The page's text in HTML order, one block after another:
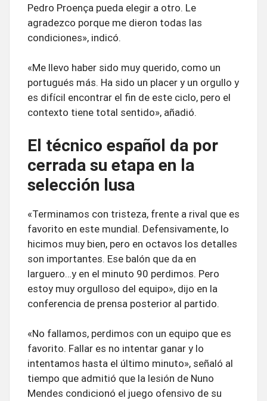
Pedro Proença pueda elegir a otro. Le
agradezco porque me dieron todas las
condiciones», indicó.
«Me llevo haber sido muy querido, como un
portugués más. Ha sido un placer y un orgullo y
es difícil encontrar el fin de este ciclo, pero el
contexto tiene total sentido», añadió.
El técnico español da por
cerrada su etapa en la
selección lusa
«Terminamos con tristeza, frente a rival que es
favorito en este mundial. Defensivamente, lo
hicimos muy bien, pero en octavos los detalles
son importantes. Ese balón que da en
larguero…y en el minuto 90 perdimos. Pero
estoy muy orgulloso del equipo», dijo en la
conferencia de prensa posterior al partido.
«No fallamos, perdimos con un equipo que es
favorito. Fallar es no intentar ganar y lo
intentamos hasta el último minuto», señaló al
tiempo que admitió que la lesión de Nuno
Mendes condicionó el juego ofensivo de su